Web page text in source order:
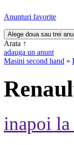
Anunturi favorite
Arata ↑
adauga un anunt
Masini second hand »
inapoi la